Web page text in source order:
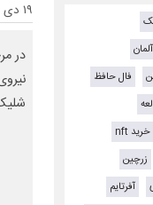
۱۹ دی ۱۴۰۳ - ۱۲:۲۰
در
فال حافظ
خرید nft
زرچین
آفرتایم